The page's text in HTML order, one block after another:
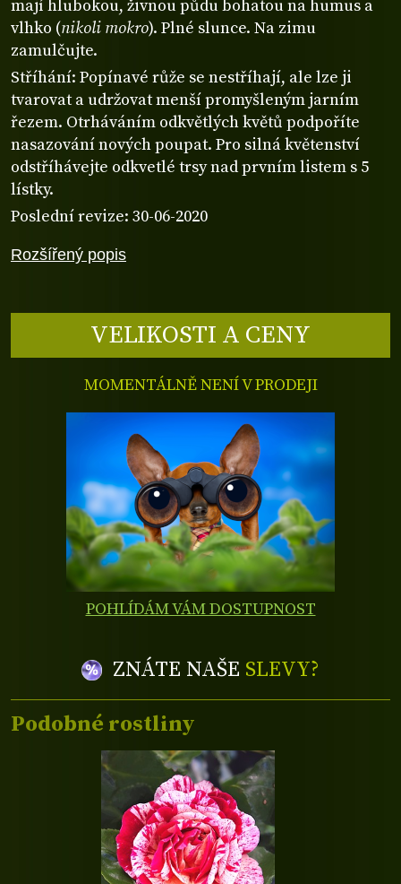
Rozšířený popis
mají hlubokou, živnou půdu bohatou na humus a
vlhko (nikoli mokro). Plné slunce. Na zimu
zamulčujte.
Stříhání: Popínavé růže se nestříhají, ale lze ji
tvarovat a udržovat menší promyšleným jarním
řezem. Otrháváním odkvětlých květů podpoříte
nasazování nových poupat. Pro silná květenství
odstříhávejte odkvetlé trsy nad prvním listem s 5
lístky.
Poslední revize: 30-06-2020
VELIKOSTI A CENY
MOMENTÁLNĚ NENÍ V PRODEJI
POHLÍDÁM VÁM DOSTUPNOST
ZNÁTE NAŠE SLEVY?
Podobné rostliny